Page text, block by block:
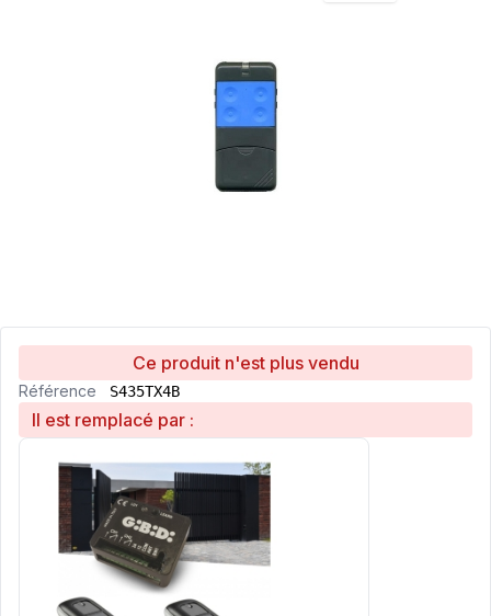
Ce produit n'est plus vendu
Référence S435TX4B
Il est remplacé par :